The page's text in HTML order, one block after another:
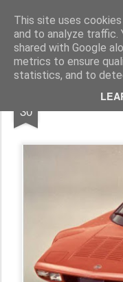
This site uses
and to analyze traffic.
shared with Google
metrics to ensure
statistics, and to
AutoMotoCorse.
30
FCA